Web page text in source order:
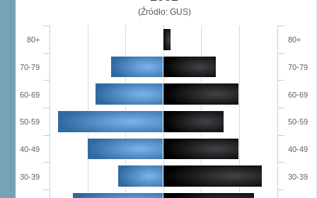
(Źródło: GUS)
30-39
40-49
50-59
60-69
70-79
80+
30-39
40-49
50-59
60-69
70-79
80+